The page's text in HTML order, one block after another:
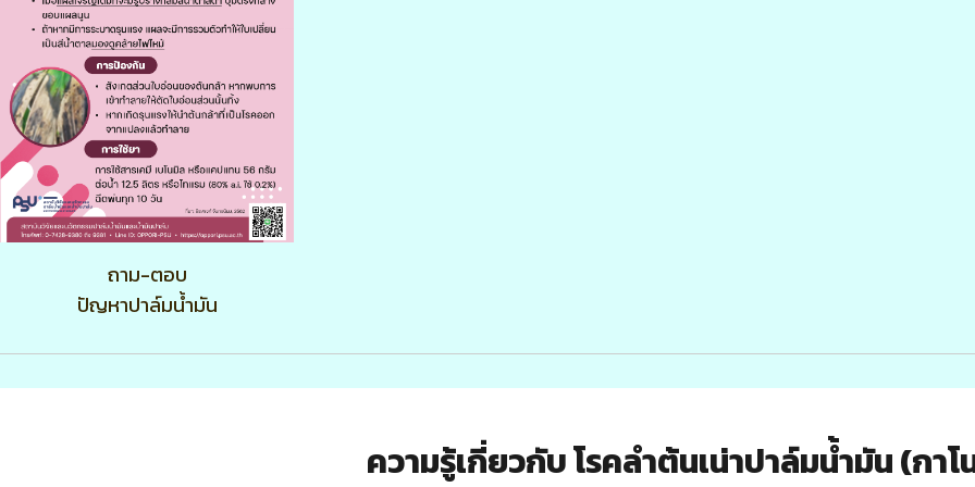
ถาม-ตอบ
ปัญหาปาล์มน้ำมัน
ความรู้เกี่ยวกับ โรคลำต้นเน่าปาล์มน้ำมัน (กาโ